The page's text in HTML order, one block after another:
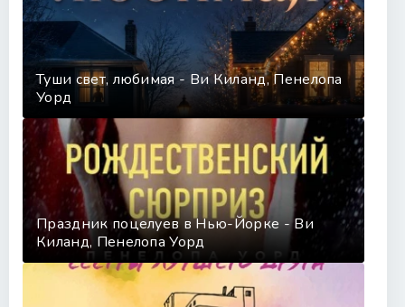
Туши свет, любимая - Ви Киланд, Пенелопа
Уорд
Праздник поцелуев в Нью-Йорке - Ви
Киланд, Пенелопа Уорд